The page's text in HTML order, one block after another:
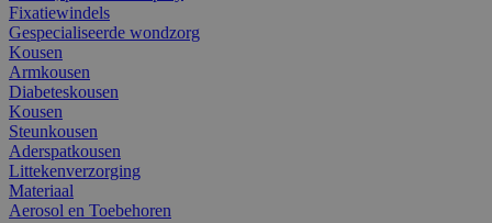
Fixatiewindels
Gespecialiseerde wondzorg
Kousen
Armkousen
Diabeteskousen
Kousen
Steunkousen
Aderspatkousen
Littekenverzorging
Materiaal
Aerosol en Toebehoren